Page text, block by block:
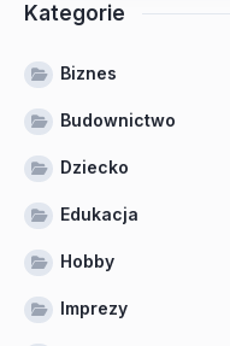
Kategorie
Biznes
Budownictwo
Dziecko
Edukacja
Hobby
Imprezy